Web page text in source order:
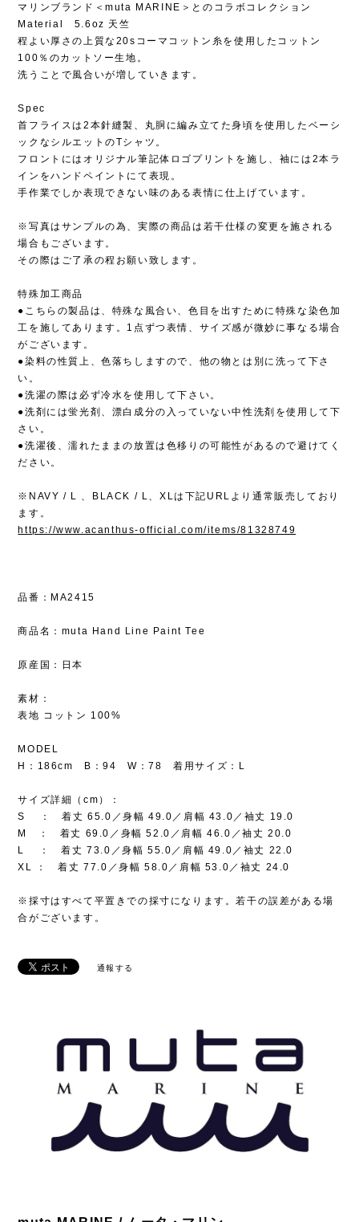
マリンブランド＜muta MARINE＞とのコラボコレクション
Material 5.6oz 天竺
程よい厚さの上質な20sコーマコットン糸を使用したコットン
100％のカットソー生地。
洗うことで風合いが増していきます。
Spec
首フライスは2本針縫製、丸胴に編み立てた身頃を使用したベーシ
ックなシルエットのTシャツ。
フロントにはオリジナル筆記体ロゴプリントを施し、袖には2本ラ
インをハンドペイントにて表現。
手作業でしか表現できない味のある表情に仕上げています。
※写真はサンプルの為、実際の商品は若干仕様の変更を施される
場合もございます。
その際はご了承の程お願い致します。
特殊加工商品
●こちらの製品は、特殊な風合い、色目を出すために特殊な染色加
工を施してあります。1点ずつ表情、サイズ感が微妙に事なる場合
がございます。
●染料の性質上、色落ちしますので、他の物とは別に洗って下さ
い。
●洗濯の際は必ず冷水を使用して下さい。
●洗剤には蛍光剤、漂白成分の入っていない中性洗剤を使用して下
さい。
●洗濯後、濡れたままの放置は色移りの可能性があるので避けてく
ださい。
※NAVY / L 、BLACK / L、XLは下記URLより通常販売しており
ます。
https://www.acanthus-official.com/items/81328749
品番：MA2415
商品名：muta Hand Line Paint Tee
原産国：日本
素材：
表地 コットン 100%
MODEL
H：186cm B：94 W：78 着用サイズ：L
サイズ詳細（cm）：
S ： 着丈 65.0／身幅 49.0／肩幅 43.0／袖丈 19.0
M ： 着丈 69.0／身幅 52.0／肩幅 46.0／袖丈 20.0
L ： 着丈 73.0／身幅 55.0／肩幅 49.0／袖丈 22.0
XL ： 着丈 77.0／身幅 58.0／肩幅 53.0／袖丈 24.0
※採寸はすべて平置きでの採寸になります。若干の誤差がある場
合がございます。
通報する